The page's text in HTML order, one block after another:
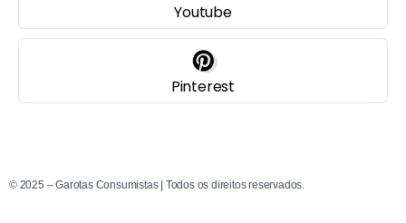
Youtube
Pinterest
© 2025 – Garotas Consumistas | Todos os direitos reservados.